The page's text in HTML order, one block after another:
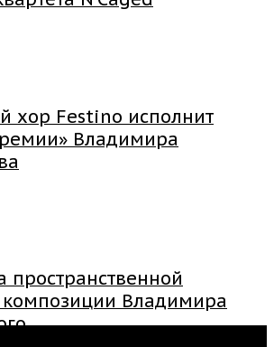
хор Festino исполнит
Владимира
пространственной
композиции Владимира